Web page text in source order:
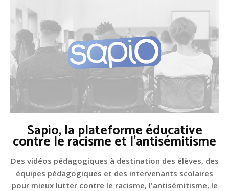
Sapio, la plateforme éducative
contre le racisme et l'antisémitisme
Des vidéos pédagogiques à destination des élèves, des
équipes pédagogiques et des intervenants scolaires
pour mieux lutter contre le racisme, l'antisémitisme, le